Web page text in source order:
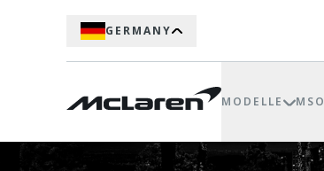
GERMANY
MODELLE MSO